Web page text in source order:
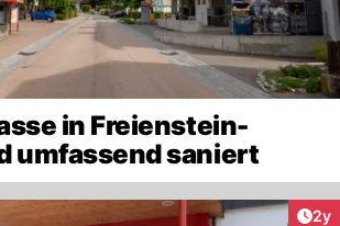
in Freienstein-
umfassend saniert
2y